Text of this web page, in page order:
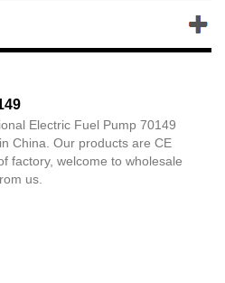
Electric Fuel Pump 70149
China. Our products are CE
factory, welcome to wholesale
us.